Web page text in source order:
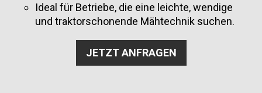
Ideal für Betriebe, die eine leichte, wendige
und traktorschonende Mähtechnik suchen.
JETZT ANFRAGEN